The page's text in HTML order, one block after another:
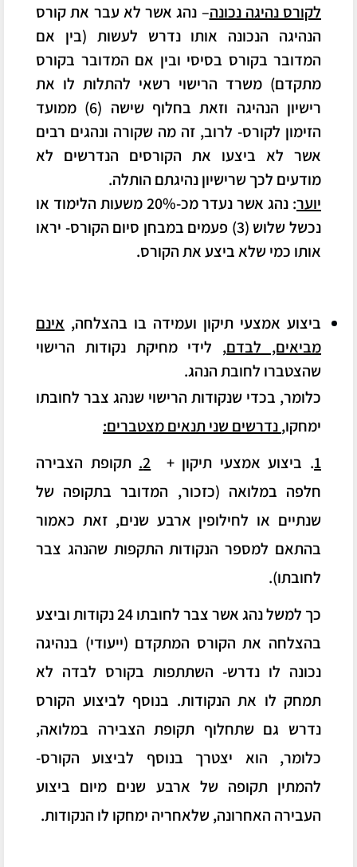
לקורס נהיגה נכונה– נהג אשר לא עבר את קורס
הנהיגה הנכונה אותו נדרש לעשות (בין אם
המדובר בקורס בסיסי ובין אם המדובר בקורס
מתקדם) משרד הרישוי רשאי להתלות לו את
רישיון הנהיגה וזאת בחלוף שישה (6) ממועד
הזימון לקורס- לרוב, זה מה שקורה ונהגים רבים
אשר לא ביצעו את הקורסים הנדרשים לא
מודעים לכך שרישיון נהיגתם הותלה.
יוער
: נהג אשר נעדר מכ-20% משעות הלימוד או
נכשל שלוש (3) פעמים במבחן סיום הקורס- יראו
אותו כמי שלא ביצע את הקורס.
ביצוע אמצעי תיקון ועמידה בו בהצלחה, אינם
מביאים, לבדם, לידי מחיקת נקודות הרישוי
שהצטברו לחובת הנהג.
כלומר, בכדי שנקודות הרישוי שנהג צבר לחובתו
ימחקו,נדרשים שני תנאים מצטברים:
1
. ביצוע אמצעי תיקון +
2. תקופת הצבירה
חלפה במלואה (כזכור, המדובר בתקופה של
שנתיים או לחילופין ארבע שנים, זאת כאמור
בהתאם למספר הנקודות התקפות שהנהג צבר
לחובתו).
כך למשל נהג אשר צבר לחובתו 24 נקודות וביצע
בהצלחה את הקורס המתקדם (ייעודי) בנהיגה
נכונה לו נדרש- השתתפות בקורס לבדה לא
תמחק לו את הנקודות. בנוסף לביצוע הקורס
נדרש גם שתחלוף תקופת הצבירה במלואה,
כלומר, הוא יצטרך בנוסף לביצוע הקורס-
להמתין תקופה של ארבע שנים מיום ביצוע
העבירה האחרונה, שלאחריה ימחקו לו הנקודות.